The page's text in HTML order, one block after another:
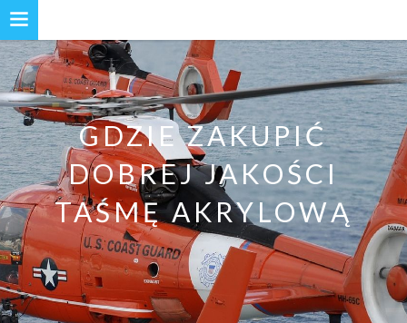
GDZIE ZAKUPIĆ
DOBREJ JAKOŚCI
TAŚMĘ AKRYLOWĄ